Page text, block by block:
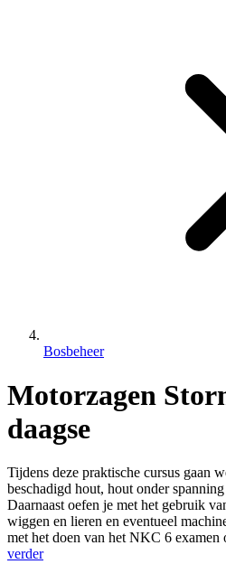
Bosbeheer
Motorzagen
daagse
Tijdens deze praktische cursus gaan
beschadigd hout, hout onder
Daarnaast oefen je met het gebruik
wiggen en lieren en eventueel
met het doen van het NKC 6 examen
verder